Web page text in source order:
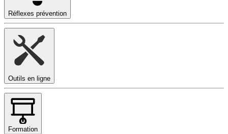
Réflexes prévention
Outils en ligne
Formation